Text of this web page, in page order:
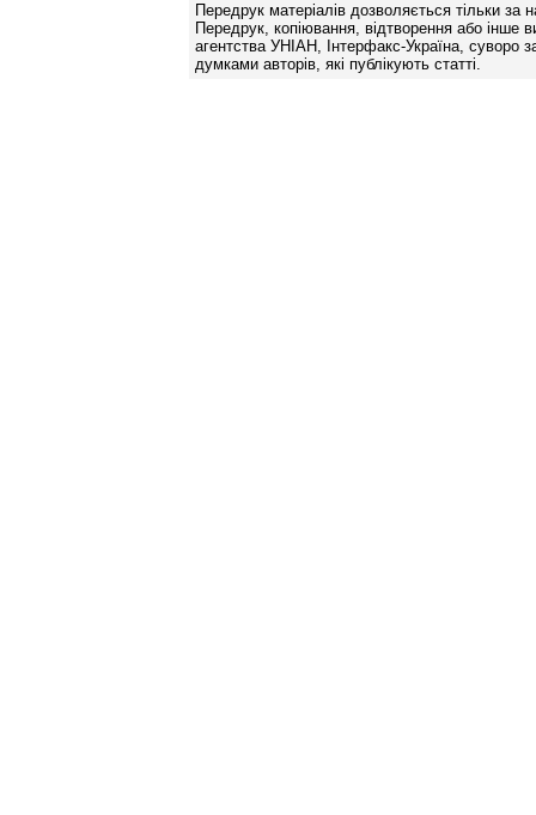
Передрук матеріалів дозволяється тільки за
Передрук, копіювання, відтворення або інше
агентства УНІАН, Інтерфакс-Україна, суворо
думками авторів, які публікують статті.